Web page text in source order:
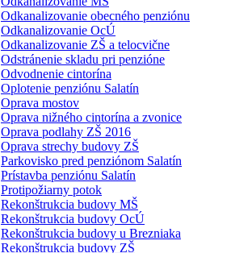
Odkanalizovanie obecného penziónu
Odkanalizovanie OcÚ
Odkanalizovanie ZŠ a telocvične
Odstránenie skladu pri penzióne
Odvodnenie cintorína
Oplotenie penziónu Salatín
Oprava mostov
Oprava nižného cintorína a zvonice
Oprava podlahy ZŠ 2016
Oprava strechy budovy ZŠ
Parkovisko pred penziónom Salatín
Prístavba penziónu Salatín
Protipožiarny potok
Rekonštrukcia budovy MŠ
Rekonštrukcia budovy OcÚ
Rekonštrukcia budovy u Brezniaka
Rekonštrukcia budovy ZŠ